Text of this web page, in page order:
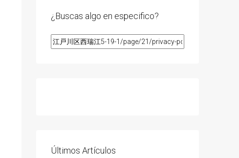
¿Buscas algo en especifico?
Últimos Artículos